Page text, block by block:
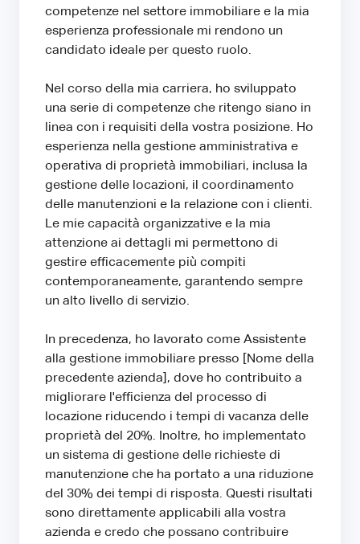
competenze nel settore immobiliare e la mia
esperienza professionale mi rendono un
candidato ideale per questo ruolo.
Nel corso della mia carriera, ho sviluppato
una serie di competenze che ritengo siano in
linea con i requisiti della vostra posizione. Ho
esperienza nella gestione amministrativa e
operativa di proprietà immobiliari, inclusa la
gestione delle locazioni, il coordinamento
delle manutenzioni e la relazione con i clienti.
Le mie capacità organizzative e la mia
attenzione ai dettagli mi permettono di
gestire efficacemente più compiti
contemporaneamente, garantendo sempre
un alto livello di servizio.
In precedenza, ho lavorato come Assistente
alla gestione immobiliare presso [Nome della
precedente azienda], dove ho contribuito a
migliorare l'efficienza del processo di
locazione riducendo i tempi di vacanza delle
proprietà del 20%. Inoltre, ho implementato
un sistema di gestione delle richieste di
manutenzione che ha portato a una riduzione
del 30% dei tempi di risposta. Questi risultati
sono direttamente applicabili alla vostra
azienda e credo che possano contribuire